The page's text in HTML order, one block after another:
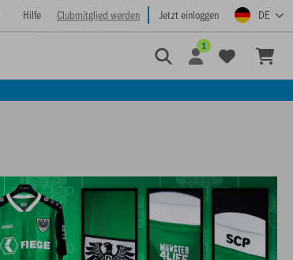
Hilfe Clubmitglied werden Jetzt einloggen DE
1